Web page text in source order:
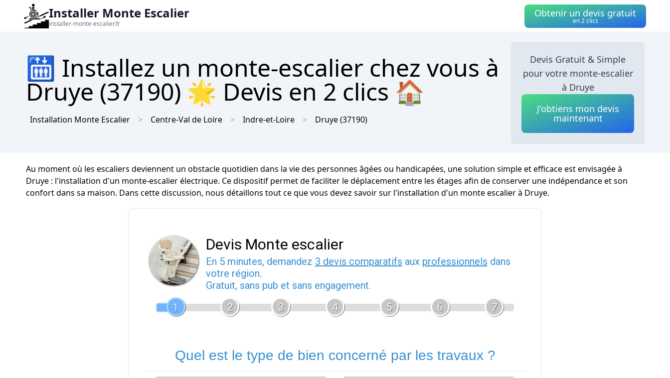
Installer Monte Escalier
installer-monte-escalier.fr
Obtenir un devis gratuit
en 2 clics
🛗 Installez un monte-escalier chez vous à
Druye (37190) 🌟 Devis en 2 clics 🏠
Installation Monte Escalier Centre-Val de Loire Indre-et-Loire Druye(37190)
Devis Gratuit & Simple
pour votre monte-escalier
à Druye
J'obtiens mon devis
maintenant
Au moment où les escaliers deviennent un obstacle quotidien dans la vie des personnes âgées ou handicapées, une solution simple et efficace est envisagée à
Druye : l'installation d'un monte-escalier électrique. Ce dispositif permet de faciliter le déplacement entre les étages afin de conserver une indépendance et son
confort dans sa maison. Dans cette discussion, nous détaillons tout ce que vous devez savoir sur l'installation d'un monte escalier à Druye.
Devis Monte escalier
En 5 minutes, demandez 3 devis comparatifs aux professionnels dans
votre région.
Gratuit, sans pub et sans engagement.
1
2 3 4 5 6 7
Quel est le type de bien concerné par les travaux ?